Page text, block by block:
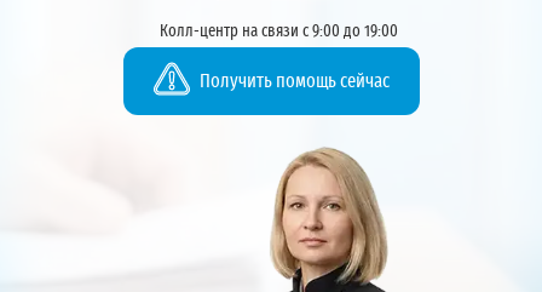
Колл-центр на связи с 9:00 до 19:00
Получить помощь сейчас